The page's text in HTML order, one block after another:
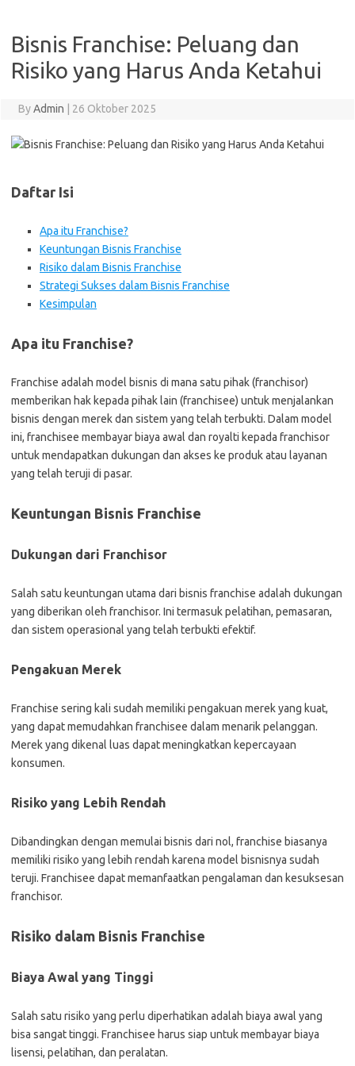
Bisnis Franchise: Peluang dan
Risiko yang Harus Anda Ketahui
ByAdmin 26 Oktober 2025
Daftar Isi
Apa itu Franchise?
Keuntungan Bisnis Franchise
Risiko dalam Bisnis Franchise
Strategi Sukses dalam Bisnis Franchise
Kesimpulan
Apa itu Franchise?
Franchise adalah model bisnis di mana satu pihak (franchisor)
memberikan hak kepada pihak lain (franchisee) untuk menjalankan
bisnis dengan merek dan sistem yang telah terbukti. Dalam model
ini, franchisee membayar biaya awal dan royalti kepada franchisor
untuk mendapatkan dukungan dan akses ke produk atau layanan
yang telah teruji di pasar.
Keuntungan Bisnis Franchise
Dukungan dari Franchisor
Salah satu keuntungan utama dari bisnis franchise adalah dukungan
yang diberikan oleh franchisor. Ini termasuk pelatihan, pemasaran,
dan sistem operasional yang telah terbukti efektif.
Pengakuan Merek
Franchise sering kali sudah memiliki pengakuan merek yang kuat,
yang dapat memudahkan franchisee dalam menarik pelanggan.
Merek yang dikenal luas dapat meningkatkan kepercayaan
konsumen.
Risiko yang Lebih Rendah
Dibandingkan dengan memulai bisnis dari nol, franchise biasanya
memiliki risiko yang lebih rendah karena model bisnisnya sudah
teruji. Franchisee dapat memanfaatkan pengalaman dan kesuksesan
franchisor.
Risiko dalam Bisnis Franchise
Biaya Awal yang Tinggi
Salah satu risiko yang perlu diperhatikan adalah biaya awal yang
bisa sangat tinggi. Franchisee harus siap untuk membayar biaya
lisensi, pelatihan, dan peralatan.